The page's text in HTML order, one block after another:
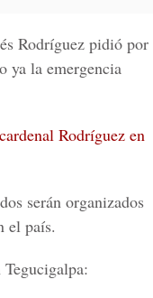
Rodríguez pidió por
ya la emergencia
Rodríguez en
serán organizados
el país.